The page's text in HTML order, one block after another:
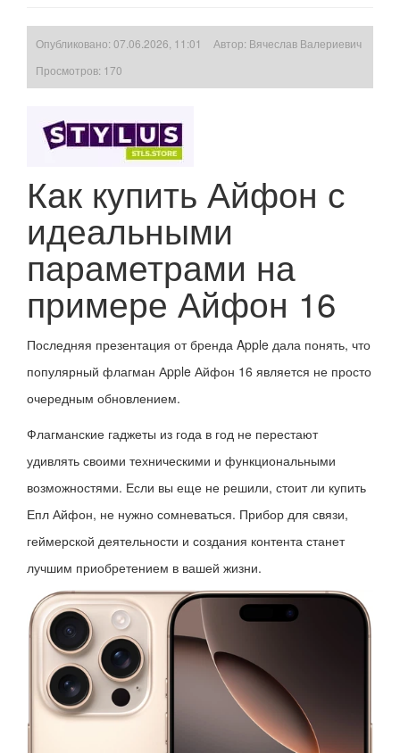
Опубликовано: 07.06.2026, 11:01 Автор: Вячеслав Валериевич
Просмотров: 170
Как купить Айфон с
идеальными
параметрами на
примере Айфон 16
Последняя презентация от бренда Apple дала понять, что
популярный флагман Аpple Айфон 16 является не просто
очередным обновлением.
Флагманские гаджеты из года в год не перестают
удивлять своими техническими и функциональными
возможностями. Если вы еще не решили, стоит ли купить
Епл Айфон, не нужно сомневаться. Прибор для связи,
геймерской деятельности и создания контента станет
лучшим приобретением в вашей жизни.